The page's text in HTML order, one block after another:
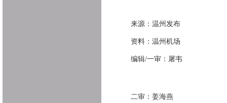
来源：温州发布
资料：温州机场
编辑/一审：屠韦
二审：姜海燕